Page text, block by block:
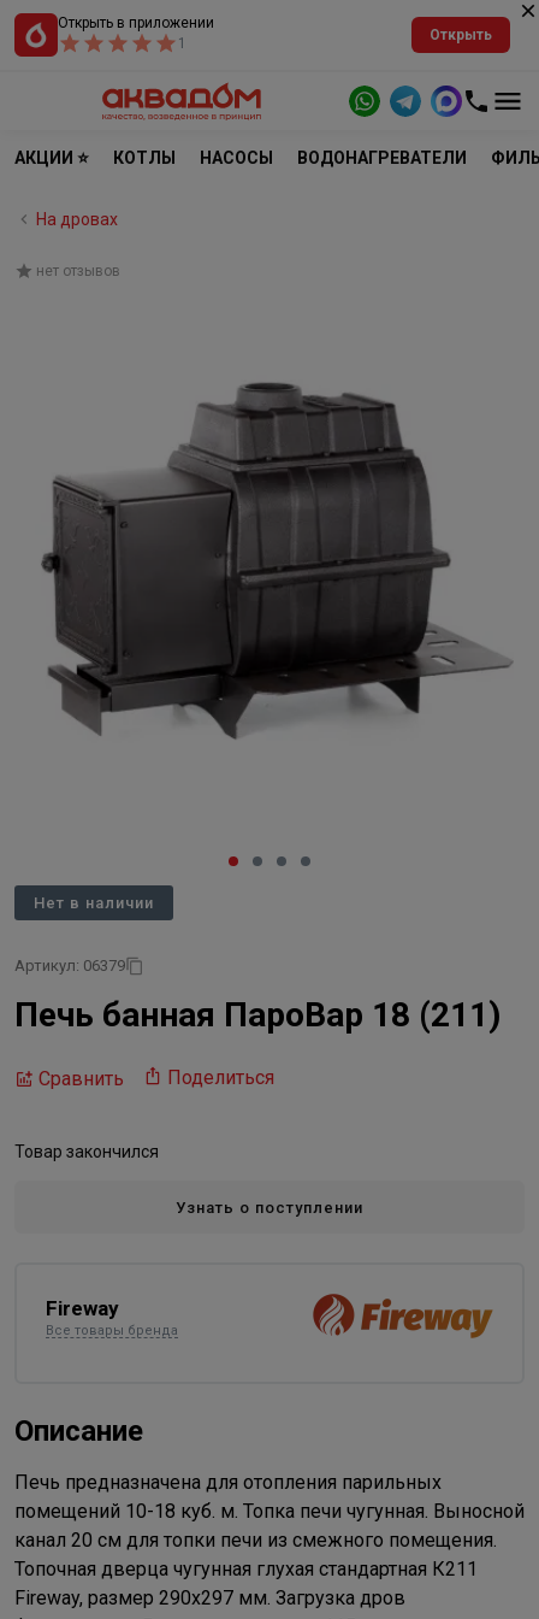
Открыть в приложении
1
Открыть
АКЦИИ ⭐ КОТЛЫ НАСОСЫ ВОДОНАГРЕВАТЕЛИ
На дровах
нет отзывов
Нет в наличии
Артикул: 06379
Печь банная ПароВар 18 (211)
Сравнить Поделиться
Товар закончился
Узнать о поступлении
Fireway
Все товары бренда
Описание
Печь предназначена для отопления парильных
помещений 10-18 куб. м. Топка печи чугунная. Выносной
канал 20 см для топки печи из смежного помещения.
Топочная дверца чугунная глухая стандартная К211
Fireway, размер 290х297 мм. Загрузка дров